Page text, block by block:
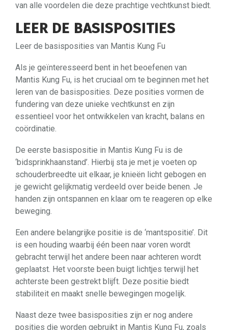
van alle voordelen die deze prachtige vechtkunst biedt.
LEER DE BASISPOSITIES
Leer de basisposities van Mantis Kung Fu
Als je geïnteresseerd bent in het beoefenen van
Mantis Kung Fu, is het cruciaal om te beginnen met het
leren van de basisposities. Deze posities vormen de
fundering van deze unieke vechtkunst en zijn
essentieel voor het ontwikkelen van kracht, balans en
coördinatie.
De eerste basispositie in Mantis Kung Fu is de
‘bidsprinkhaanstand’. Hierbij sta je met je voeten op
schouderbreedte uit elkaar, je knieën licht gebogen en
je gewicht gelijkmatig verdeeld over beide benen. Je
handen zijn ontspannen en klaar om te reageren op elke
beweging.
Een andere belangrijke positie is de ‘mantspositie’. Dit
is een houding waarbij één been naar voren wordt
gebracht terwijl het andere been naar achteren wordt
geplaatst. Het voorste been buigt lichtjes terwijl het
achterste been gestrekt blijft. Deze positie biedt
stabiliteit en maakt snelle bewegingen mogelijk.
Naast deze twee basisposities zijn er nog andere
posities die worden gebruikt in Mantis Kung Fu, zoals